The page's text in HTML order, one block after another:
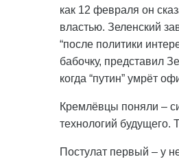
как 12 февраля он
властью. Зеленский
“после политики
бабочку, представил
когда “путин” умрёт
Кремлёвцы поняли –
технологий будущего.
Постулат первый – у